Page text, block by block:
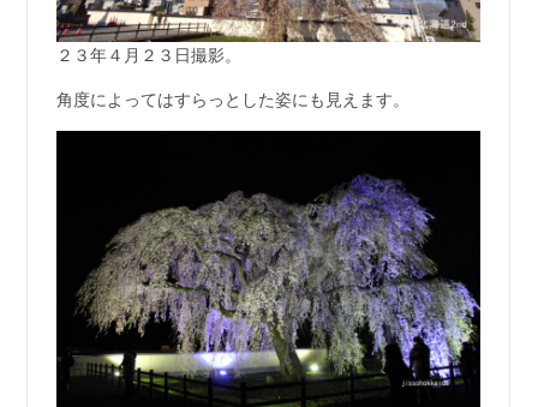
２３年４月２３日撮影。
角度によってはすらっとした姿にも見えます。